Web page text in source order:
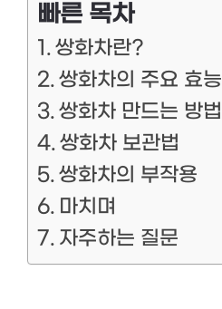
빠른 목차
쌍화차란?
쌍화차의 주요 효능
쌍화차 만드는 방법
쌍화차 보관법
쌍화차의 부작용
마치며
자주하는 질문